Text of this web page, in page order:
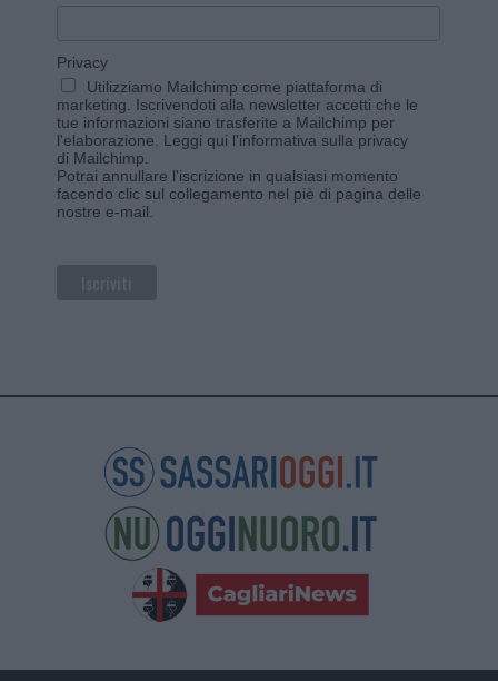
Privacy
Utilizziamo Mailchimp come piattaforma di
marketing. Iscrivendoti alla newsletter accetti che le
tue informazioni siano trasferite a Mailchimp per
l'elaborazione. Leggi qui l'informativa sulla privacy
di Mailchimp
Potrai annullare l'iscrizione in qualsiasi momento
facendo clic sul collegamento nel piè di pagina delle
nostre e-mail.